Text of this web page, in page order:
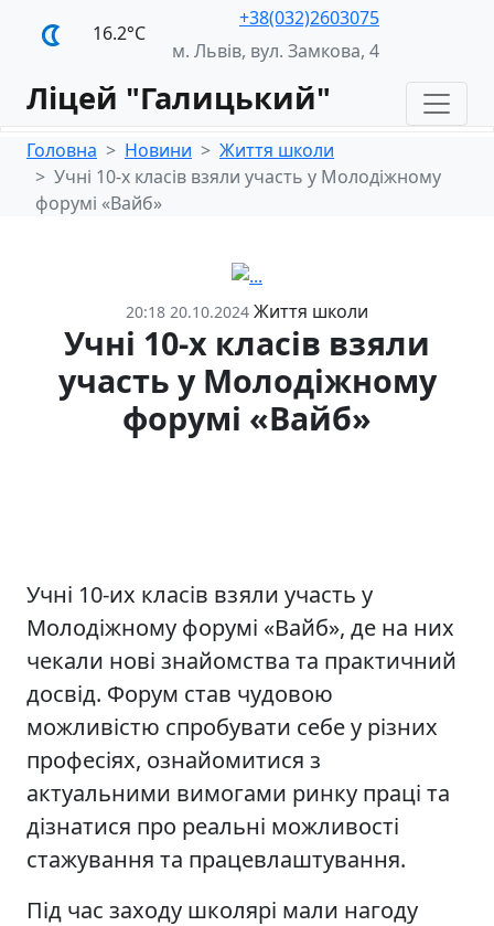
16.2°С
+38(032)2603075
м. Львів, вул. Замкова, 4
Ліцей "Галицький"
Головна Новини
Життя школи
Учні 10-х класів взяли участь у Молодіжному
форумі «Вайб»
20:18 20.10.2024 Життя школи
Учні 10-х класів взяли
участь у Молодіжному
форумі «Вайб»
Учні 10-их класів взяли участь у
Молодіжному форумі «Вайб», де на них
чекали нові знайомства та практичний
досвід. Форум став чудовою
можливістю спробувати себе у різних
професіях, ознайомитися з
актуальними вимогами ринку праці та
дізнатися про реальні можливості
стажування та працевлаштування.
Під час заходу школярі мали нагоду